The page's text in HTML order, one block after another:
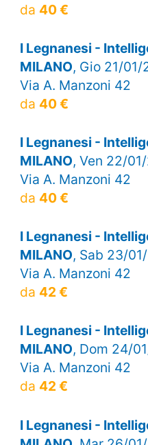
da 40 €
I Legnanesi -
MILANO, Gio 21/01/
Via A. Manzoni 42
da 40 €
I Legnanesi -
MILANO, Ven 22/
Via A. Manzoni 42
da 40 €
I Legnanesi -
MILANO, Sab 23/
Via A. Manzoni 42
da 42 €
I Legnanesi -
MILANO, Dom 24/
Via A. Manzoni 42
da 42 €
I Legnanesi -